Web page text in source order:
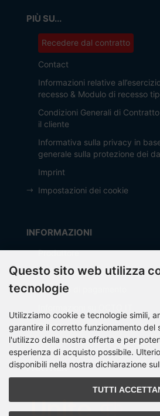
PIÙ SU...
Recedere dal contratto
Contact
Informazioni relative
recesso & Modulo di recesso
Condizioni Generali di
il cliente
Informativa sulla privacy in
generale sulla protezione dei
Imprint
Impostazioni dei cookie
INFORMAZIONI
Produttore
Spese di spedizione
Modalità di pagamento
Sitemap
PARTNER
Questo sito web utilizza
tecnologie
Utilizziamo cookie e tecnologie simili,
garantire il corretto funzionamento del
l'utilizzo della nostra offerta e per
esperienza di acquisto possibile.
disponibili nella nostra dichiarazione
TUTTI